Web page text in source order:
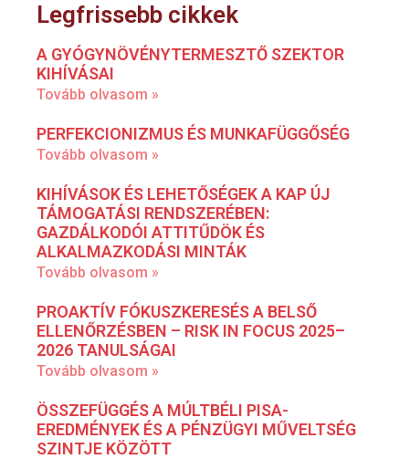
Legfrissebb cikkek
A GYÓGYNÖVÉNYTERMESZTŐ SZEKTOR
KIHÍVÁSAI
Tovább olvasom »
PERFEKCIONIZMUS ÉS MUNKAFÜGGŐSÉG
Tovább olvasom »
KIHÍVÁSOK ÉS LEHETŐSÉGEK A KAP ÚJ
TÁMOGATÁSI RENDSZERÉBEN:
GAZDÁLKODÓI ATTITŰDÖK ÉS
ALKALMAZKODÁSI MINTÁK
Tovább olvasom »
PROAKTÍV FÓKUSZKERESÉS A BELSŐ
ELLENŐRZÉSBEN – RISK IN FOCUS 2025–
2026 TANULSÁGAI
Tovább olvasom »
ÖSSZEFÜGGÉS A MÚLTBÉLI PISA-
EREDMÉNYEK ÉS A PÉNZÜGYI MŰVELTSÉG
SZINTJE KÖZÖTT